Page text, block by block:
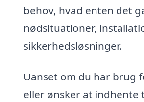
behov, hvad enten det
nødsituationer,
sikkerhedsløsninger.
Uanset om du har brug
eller ønsker at